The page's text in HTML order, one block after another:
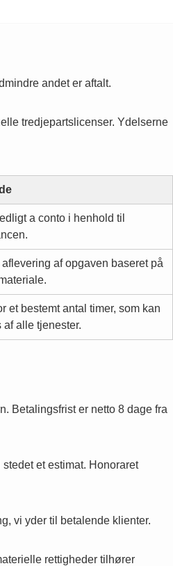
andet er aftalt.
tredjepartslicenser. Ydelserne
a conto i henhold til
af opgaven baseret på
et bestemt antal timer, som kan
alle tjenester.
Betalingsfrist er netto 8 dage fra
et estimat. Honoraret
vi yder til betalende klienter.
rettigheder tilhører